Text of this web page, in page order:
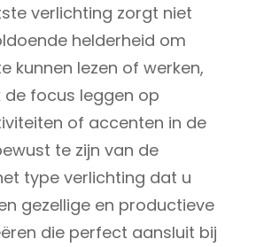
verlichting zorgt niet
helderheid om
kunnen lezen of werken,
focus leggen op
of accenten in de
te zijn van de
type verlichting dat u
gezellige en productieve
die perfect aansluit bij